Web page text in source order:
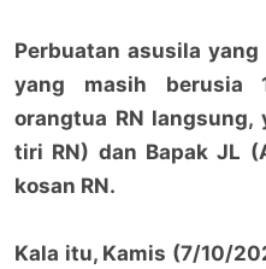
Perbuatan asusila
yang masih berusia
orangtua RN
tiri RN) dan Bapak JL
kosan RN.
Kala itu, Kamis (7/10/